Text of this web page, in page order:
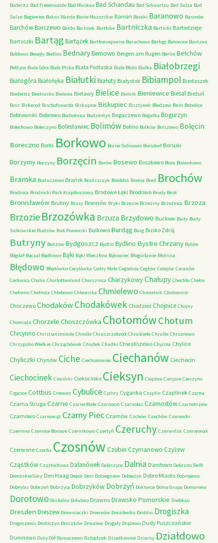
Baderitz Bad Freienwalde Bad Muskau Bad Schandau Bad Schwartau Bad Sulza Bad
Sulze Bagienice Bakus Wanda Banie Mazurskie Bansin Baraki Baranowo Baranów
BarchówBarczewo Bardo Barlinek Bartków Bartniczka Bartniki Bartodzieje
Bartoszki Bartąg Bartążek Bartłomiejowice Baruchowo Barłogi Batowice Bautzen
Bałdowo Becejły Bedlno BednaryBemowo Bergen am Rugen Berlin Bełchów
Bełżyce Biała Góra Biała Piska Biała Podlaska Białe Błoto Białka Białobrzegi
Białogóra Białołęka Białutki Białuty Białystok Bibiampol Biedaszek
Biederitz Biedrusko Bielawa Bielawy Bielice Bielnik Bieniewice Biesal Bieżuń
Binz Birkerod Bischofswerda Biskupice Biskupiec Bisztynek Bledzew Bnin Bobolice
Bobrowniki Bobrowo Bochotnica Bodzentyn Bogaczewo Bogatka Bogurzyn
Bolechowo Boleszyno Bolesławiec Bolimów Bolino Bolków Bolszewo Bolęcin
Boreczno Borki Borkowo Borne Sulinowo Borsdorf Borsuki
Borzymy Borzyny Borzęcin Borów Bosewo Boszkowo Boże Bożenkowo
Bramka Bratuszewo Brańsk Brańszczyk Breddin Brema Breń Brochów
Brodnica Brodnicki Park Krajobrazowy Brodowe Łąki Brodowo Brody Brok
Bronisławów Bruliny Brusy Brwinów Bryki Brzezie Brzeziny Brzeźnica Brzoza
Brzozie Brzozówka Brzuza Brzydowo Buckow Budy Budy
Sulkowskie Budzów Buk Pomorski Bulkowo Burdąg Burg Busko Zdrój
Butryny Butzow Bydgoszcz Bydlin Bydlino Bystre Chrzany Bytów
Bógdał Bączal Bądkowo Bąki Bąki Wieczfnia Bąkowiec Błogosławie Błotnica
Błędowo Błędówko Cecylówka Cedry Małe Cegielnia Cegłów Celejów Ceranów
Cerkwica Chalin Charlottenlund Charsznica CharzykowyChałupy Chechło Chełm
Chełmno Chełmża Chlebowo Chlewiska Chmielewo Chmielnik Chobienice
Choczewo ChodakówChodakówek Chodzież Chojnice Chojny
Chomiąża Chorzele Choszczówka ChotomówChotum
Chrcynno Christiansminde Chrośle Chruszczobród Chruściele Chruśle Chrzanowo
Chrzypsko Wielkie Chrząchówek Chudek Chudki Chwaliszewo Chycina Chylice
Chyliczki Chynów Ciche Ciechanowiec Ciechanów Ciechocin
Ciechocinek Cieciórki Ciekocinko Cieksyn Cieplice Cierpice Cieszyno
Cigacice Cottbus Criewen Cybulice Cychry Cyganka Czaplin Czaplinek Czarna
Czarna Struga Czarne Czarne Małe Czarnocin Czarnolas Czarnostów Czarnotrzew
Czarnowo Czarnowąż Czarny Piec Czarnów Czchów Czechów Czerewki
Czermno Czernice Borowe Czernikowo Czertyń Czeruchy Czerwińsk Czerwonak
Czerwone Czocha Czosnów Czubin Czymanowo Czyżew
Cząstków Częstochowa Dalanówek Daleszyce Dalnia Daniłowo Debrzno Delft
Dembskie Góry Den Haag Depot Derc Dobiegniew Dobieżyn Dobre Miasto Dobrojewo
Dobrylas Dobrzeń Dobrzyca Dobrzyków Dobrzyń Doktorce Dolna Grupa Domaniew
Dorotowo Dosłońce Dołubno Drawno Drawsko Pomorskie Drebkau
Dresden Dreszew Drewniaczki Drewnów Drezdenko Droblin Drogiszka
Drogoszewo Drohiczyn Droszków Drwalew Drygały Drążewo Dudy Puszczańskie
Duninowo Duży Dół Dymaczewo Dzbądzek Dziadkowice Dziarny Działdowo